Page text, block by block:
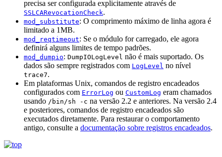
precisa ser configurada explicitamente através de
SSLCARevocationCheck.
mod_substitute: O comprimento máximo de linha agora é
limitado a 1MB.
mod_reqtimeout: Se o módulo for carregado, ele agora
definirá alguns limites de tempo padrões.
mod_dumpio: DumpIOLogLevel não é mais suportado. Os
dados são sempre registrados com LogLevel no nível
trace7.
Em plataformas Unix, comandos de registro encadeados
configurados com ErrorLog ou CustomLog eram chamados
usando /bin/sh -c na versão 2.2 e anteriores. Na versão 2.4
e posteriores, comandos de registro encadeados são
executados diretamente. Para restaurar o comportamento
antigo, consulte a documentação sobre registros encadeados.